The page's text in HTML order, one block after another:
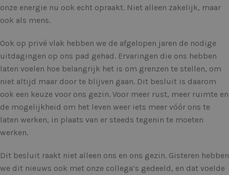
onze energie nu ook echt opraakt. Niet alleen zakelijk, maar
ook als mens.
Ook op privé vlak hebben we de afgelopen jaren de nodige
uitdagingen op ons pad gehad. Ervaringen die ons hebben
laten voelen hoe belangrijk het is om grenzen te stellen, om
niet altijd maar door te blijven gaan. Dit besluit is daarom
ook een keuze voor ons gezin. Voor meer rust, meer ruimte en
de mogelijkheid om het leven weer iets meer vóór ons te
laten werken, in plaats van er steeds tegenin te moeten
werken.
Dit besluit raakt niet alleen ons en ons gezin. Gisteren hebben
we dit nieuws ook met onze collega’s gedeeld, en dat voelde